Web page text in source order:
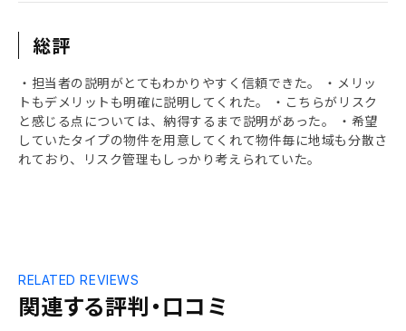
総評
・担当者の説明がとてもわかりやすく信頼できた。 ・メリッ
トもデメリットも明確に説明してくれた。 ・こちらがリスク
と感じる点については、納得するまで説明があった。 ・希望
していたタイプの物件を用意してくれて物件毎に地域も分散さ
れており、リスク管理もしっかり考えられていた。
関連する評判・口コミ
RELATED REVIEWS